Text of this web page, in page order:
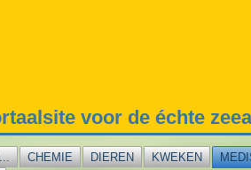
voor de échte
CHEMIE DIEREN KWEKEN